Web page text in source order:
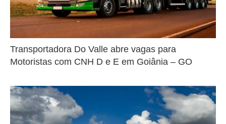
Transportadora Do Valle abre vagas para
Motoristas com CNH D e E em Goiânia – GO